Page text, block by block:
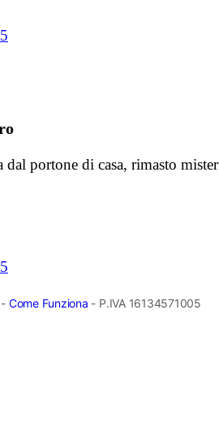
portone di casa, rimasto
Come Funziona - P.IVA 16134571005